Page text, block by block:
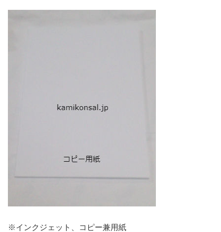
※インクジェット、コピー兼用紙